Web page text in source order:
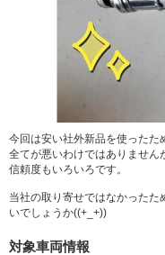
今回は安い社外新品を使ったた
全てが悪いわけではありません
信頼度もいろいろです。
当社の取り寄せではなかった
いでしょうか((+_+))
対象車両情報